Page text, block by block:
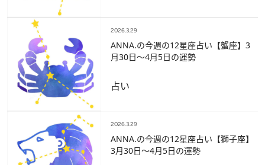
2026.3.29
ANNA.の今週の12星座占い【蟹座】3
月30日～4月5日の運勢
占い
2026.3.29
ANNA.の今週の12星座占い【獅子座】
3月30日～4月5日の運勢